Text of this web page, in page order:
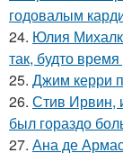
годовалым
24. Юлия
так, будто
25. Джим керри
26. Стив Ирвин,
был гораздо
27. Ана де